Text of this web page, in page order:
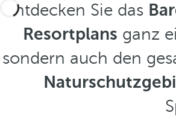
Entdecken Sie das
Resortplans ganz
sondern auch den